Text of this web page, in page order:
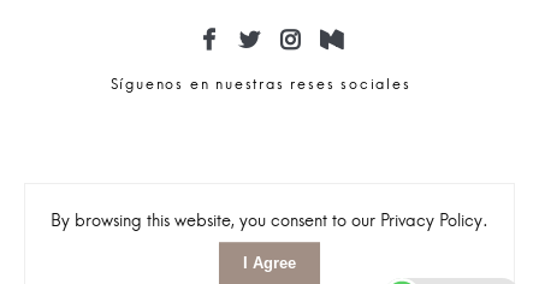
Síguenos en nuestras reses sociales
© 2023 – Sichfy Todos los derechos reservados
By browsing this website, you consent to our Privacy Policy.
I Agree